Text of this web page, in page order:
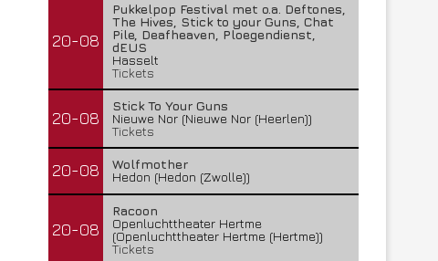
20-08
Pukkelpop Festival met o.a. Deftones,
The Hives, Stick to your Guns, Chat
Pile, Deafheaven, Ploegendienst,
dEUS
Hasselt
Tickets
20-08
Stick To Your Guns
Nieuwe Nor (Nieuwe Nor (Heerlen))
Tickets
20-08
Wolfmother
Hedon (Hedon (Zwolle))
20-08
Racoon
Openluchttheater Hertme
(Openluchttheater Hertme (Hertme))
Tickets